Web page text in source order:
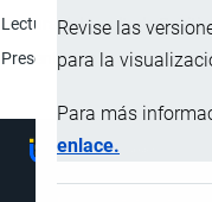
Revise las
para la
Para más
enlace.
Lectura del resultado
Presentación
En